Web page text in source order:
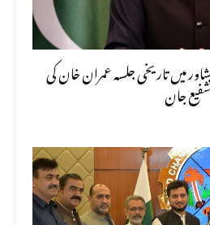
میں تاریخی جلسہ عمران خان کی
جان